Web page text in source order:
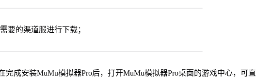
要的渠道服进行下载；
完成安装MuMu模拟器Pro后，打开MuMu模拟器Pro桌面的游戏中心，可直